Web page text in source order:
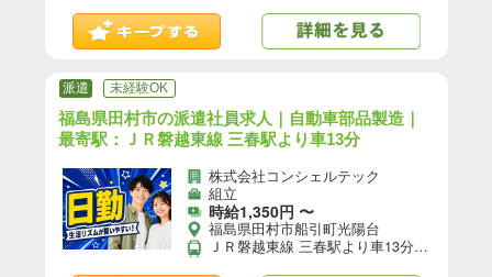
派遣 未経験OK
福島県田村市の派遣社員求人｜自動車部品製造｜
最寄駅：ＪＲ磐越東線 三春駅より車13分
株式会社コンシェルテック
組立
時給1,350円 〜
福島県田村市船引町光陽台
ＪＲ磐越東線 三春駅より車13分／ＪＲ磐越西線 郡山(福島)駅より車32分 【自動車通勤】可(無料駐車場あり)／【自転車通勤】可／※就業先により異なる可能性あり。応募時お問い合わせください。